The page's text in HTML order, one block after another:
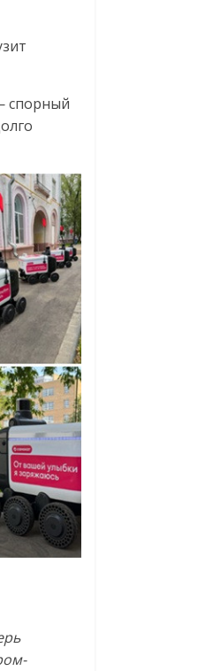
спорный